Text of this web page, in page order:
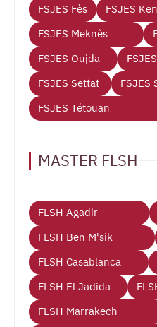
FSJES Fès
FSJES
FSJES Meknès
FSJES Oujda
FSJES Settat
FSJES
FSJES Tétouan
MASTER FLSH
FLSH Agadir
FLSH Ben M'sik
FLSH Casablanca
FLSH El Jadida
FLSH Marrakech